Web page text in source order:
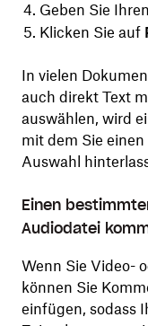
Geben Sie
Klicken Sie auf
In vielen
auch direkt Text
auswählen, wird
mit dem Sie
Auswahl
Einen
Audiodatei
Wenn Sie Video-
können Sie
einfügen, sodass